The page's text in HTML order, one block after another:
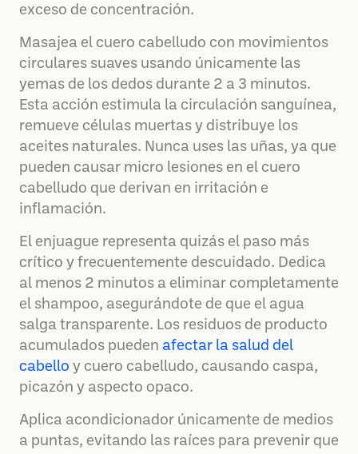
exceso de concentración.
Masajea el cuero cabelludo con movimientos
circulares suaves usando únicamente las
yemas de los dedos durante 2 a 3 minutos.
Esta acción estimula la circulación sanguínea,
remueve células muertas y distribuye los
aceites naturales. Nunca uses las uñas, ya que
pueden causar micro lesiones en el cuero
cabelludo que derivan en irritación e
inflamación.
El enjuague representa quizás el paso más
crítico y frecuentemente descuidado. Dedica
al menos 2 minutos a eliminar completamente
el shampoo, asegurándote de que el agua
salga transparente. Los residuos de producto
acumulados pueden afectar la salud del
cabello y cuero cabelludo, causando caspa,
picazón y aspecto opaco.
Aplica acondicionador únicamente de medios
a puntas, evitando las raíces para prevenir que